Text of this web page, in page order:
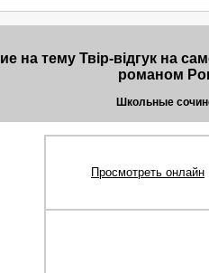
на тему Твiр-вiдгук на
романом
Школьные
Просмотреть онлайн